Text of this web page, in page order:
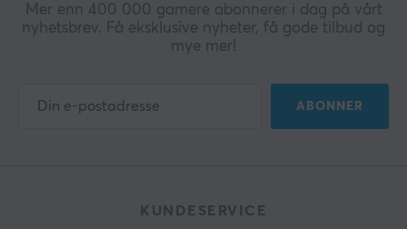
Mer enn 400 000 gamere abonnerer i dag på vårt
nyhetsbrev. Få eksklusive nyheter, få gode tilbud og
mye mer!
ABONNER
KUNDESERVICE